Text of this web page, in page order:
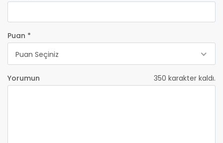
Puan *
Puan Seçiniz
Yorumun 350 karakter kaldı.